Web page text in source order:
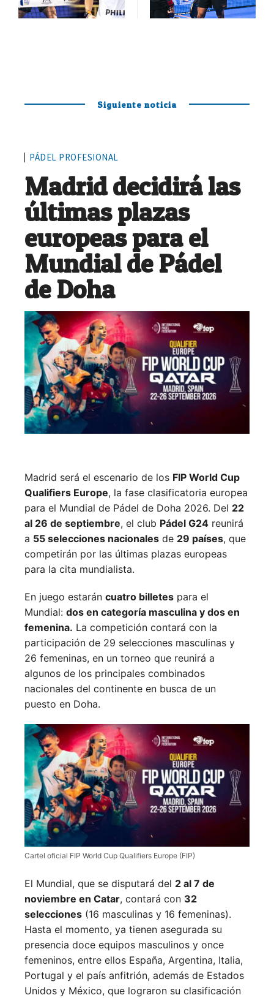
Siguiente noticia
PÁDEL PROFESIONAL
Madrid decidirá las
últimas plazas
europeas para el
Mundial de Pádel
de Doha
Madrid será el escenario de los FIP World Cup
Qualifiers Europe, la fase clasificatoria europea
para el Mundial de Pádel de Doha 2026. Del 22
al 26 de septiembre, el club Pádel G24 reunirá
a 55 selecciones nacionales de 29 países, que
competirán por las últimas plazas europeas
para la cita mundialista.
En juego estarán cuatro billetes para el
Mundial: dos en categoría masculina y dos en
femenina. La competición contará con la
participación de 29 selecciones masculinas y
26 femeninas, en un torneo que reunirá a
algunos de los principales combinados
nacionales del continente en busca de un
puesto en Doha.
Cartel oficial FIP World Cup Qualifiers Europe (FIP)
El Mundial, que se disputará del 2 al 7 de
noviembre en Catar, contará con 32
selecciones (16 masculinas y 16 femeninas).
Hasta el momento, ya tienen asegurada su
presencia doce equipos masculinos y once
femeninos, entre ellos España, Argentina, Italia,
Portugal y el país anfitrión, además de Estados
Unidos y México, que lograron su clasificación